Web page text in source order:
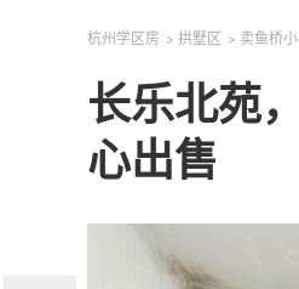
杭州学区房 > 拱墅区 > 卖鱼桥
长乐北苑
心出售